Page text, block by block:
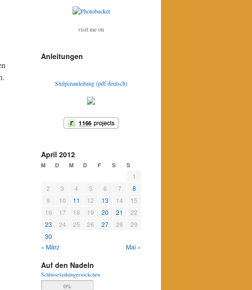
visit me on
Anleitungen
Stulpenanleitung (pdf deutsch)
April 2012
M D M D F S S
1
2
3 4 5 6 7
8
9
10 11 12 13 14
15
16
17 18 19 20 21
22
23
24 25 26 27 28
29
30
« März
Mai »
Auf den Nadeln
Schlüsselanhängersöckchen
0%